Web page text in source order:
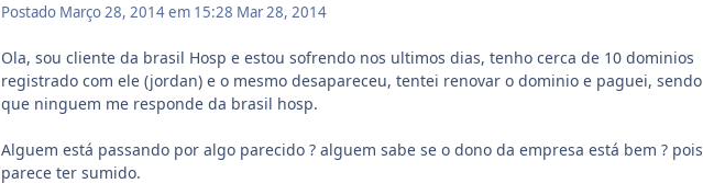
Postado Março 28, 2014 em 15:28 Mar 28, 2014
Ola, sou cliente da brasil Hosp e estou sofrendo nos ultimos dias, tenho cerca de 10 dominios
registrado com ele (jordan) e o mesmo desapareceu, tentei renovar o dominio e paguei, sendo
que ninguem me responde da brasil hosp.
Alguem está passando por algo parecido ? alguem sabe se o dono da empresa está bem ? pois
parece ter sumido.